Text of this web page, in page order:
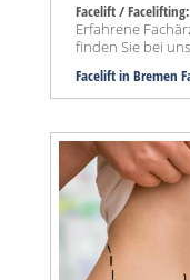
Facelift / Facelifting:
Erfahrene
finden Sie bei
Facelift in Bremen